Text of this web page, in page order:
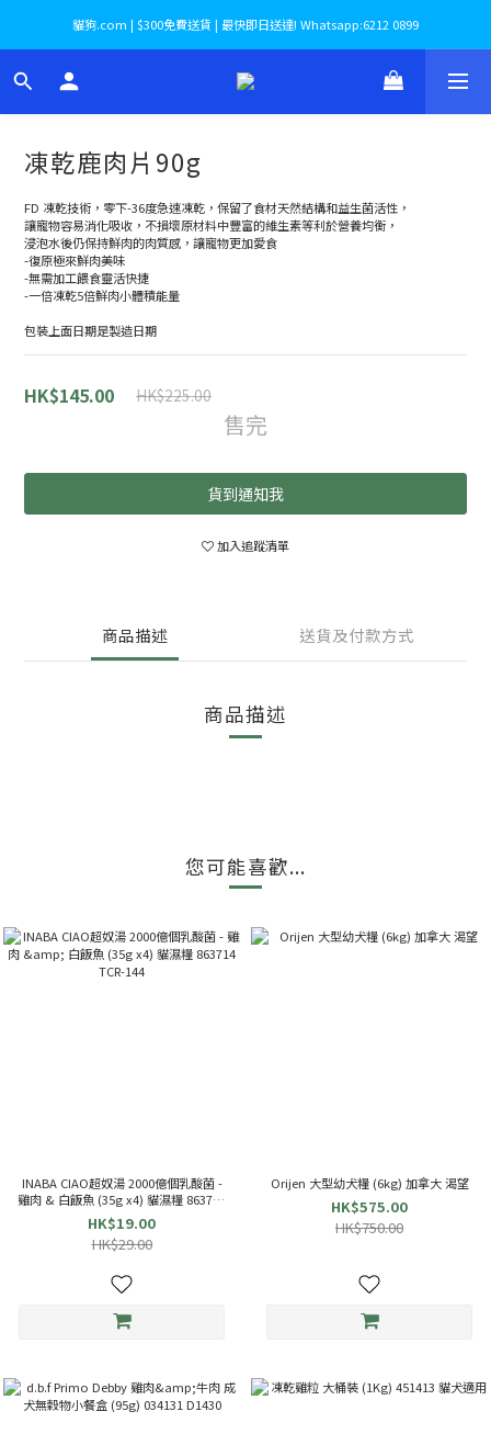
貓狗.com | $300免費送貨 | 最快即日送達! Whatsapp:6212 0899
凍乾鹿肉片90g
FD 凍乾技術，零下-36度急速凍乾，保留了食材天然結構和益生菌活性，
讓寵物容易消化吸收，不損壞原材料中豐富的維生素等利於營養均衡，
浸泡水後仍保持鮮肉的肉質感，讓寵物更加愛食
-復原極來鮮肉美味
-無需加工餵食靈活快捷
-一倍凍乾5倍鮮肉小體積能量
包裝上面日期是製造日期
HK$145.00 HK$225.00
售完
貨到通知我
加入追蹤清單
商品描述 送貨及付款方式
商品描述
您可能喜歡...
INABA CIAO超奴湯 2000億個乳酸菌 -
雞肉 & 白飯魚 (35g x4) 貓濕糧 863714
TCR-144
HK$19.00
HK$29.00
Orijen 大型幼犬糧 (6kg) 加拿大 渴望
HK$575.00
HK$750.00